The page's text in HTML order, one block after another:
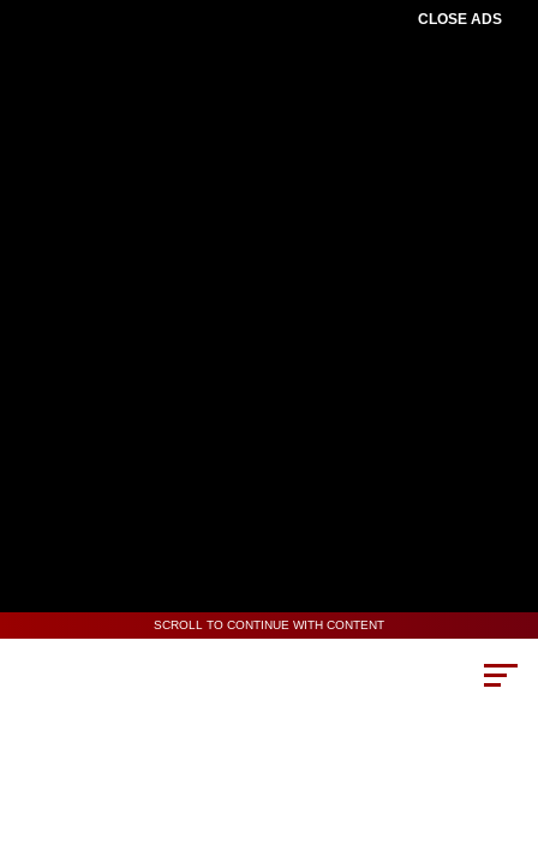
CLOSE ADS
SCROLL TO CONTINUE WITH CONTENT